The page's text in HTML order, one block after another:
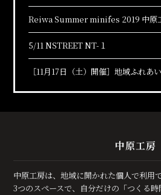
Reiwa Summer minifes 2019 中原
5/11 NSTREET NT-１
［11月17日（土）開催］地域ふれあ
中原工房
中原工房は、地域に開かれた個人で利用
3つのスペースで、自分だけの「つくる時